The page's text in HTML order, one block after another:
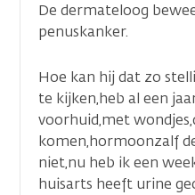
De dermateloog
penuskanker.
Hoe kan hij dat zo
te kijken,heb al een
voorhuid,met
komen,hormoonzalf
niet,nu heb ik een
huisarts heeft urine